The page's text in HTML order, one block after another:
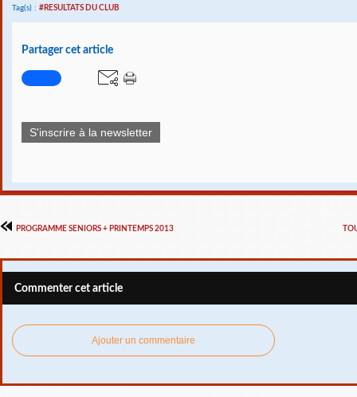
Tag(s) : #RESULTATS DU CLUB
Partager cet article
S'inscrire à la newsletter
PROGRAMME SENIORS + PRINTEMPS 2013
Commenter cet article
Ajouter un commentaire